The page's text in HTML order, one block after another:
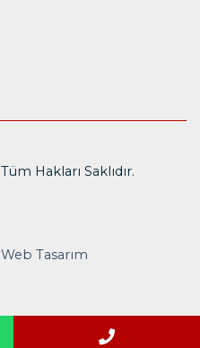
Tüm Hakları Saklıdır.
Web Tasarım